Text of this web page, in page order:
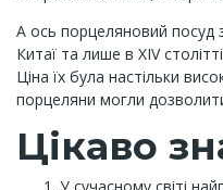
А ось порцеляновий посуд
Китаї та лише в XIV
Ціна їх була настільки
порцеляни могли
Цікаво